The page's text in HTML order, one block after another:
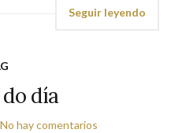
Seguir leyendo
día
No hay comentarios